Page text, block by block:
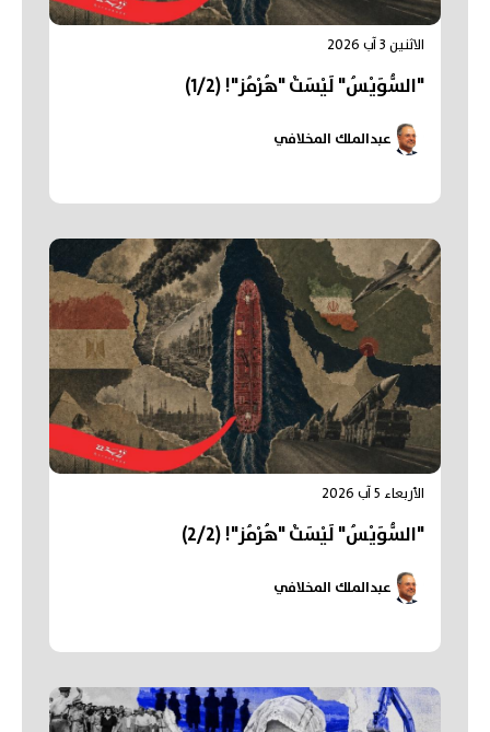
الاثنين 3 آب 2026
"السُّوَيْسُ" لَيْسَتْ "هُرْمُز"! (1/2)
عبدالملك المخلافي
الأربعاء 5 آب 2026
"السُّوَيْسُ" لَيْسَتْ "هُرْمُز"! (2/2)
عبدالملك المخلافي